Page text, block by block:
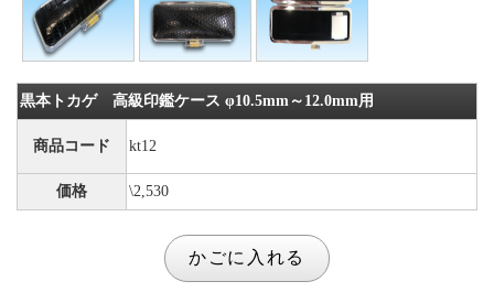
黒本トカゲ 高級印鑑ケース φ10.5mm～12.0mm用
商品コード kt12
価格 \2,530